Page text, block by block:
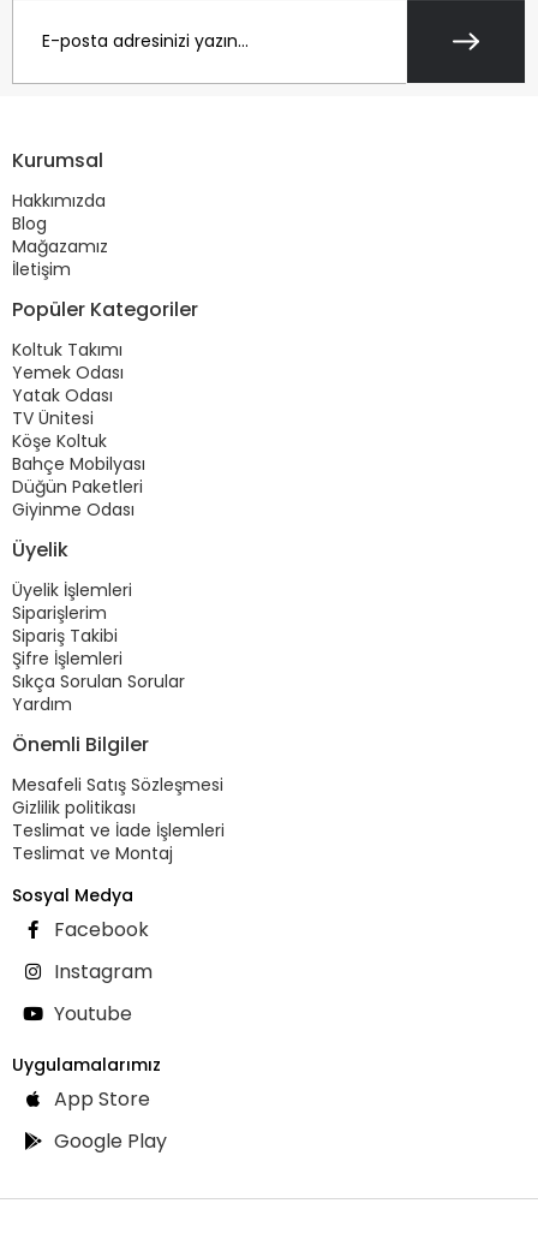
Kurumsal
Hakkımızda
Blog
Mağazamız
İletişim
Popüler Kategoriler
Koltuk Takımı
Yemek Odası
Yatak Odası
TV Ünitesi
Köşe Koltuk
Bahçe Mobilyası
Düğün Paketleri
Giyinme Odası
Üyelik
Üyelik İşlemleri
Siparişlerim
Sipariş Takibi
Şifre İşlemleri
Sıkça Sorulan Sorular
Yardım
Önemli Bilgiler
Mesafeli Satış Sözleşmesi
Gizlilik politikası
Teslimat ve İade İşlemleri
Teslimat ve Montaj
Sosyal Medya
Facebook
Instagram
Youtube
Uygulamalarımız
App Store
Google Play